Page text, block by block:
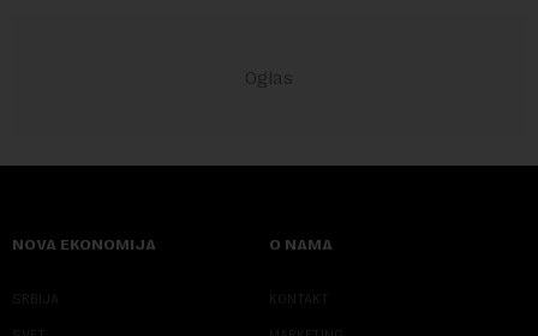
NOVA EKONOMIJA
SRBIJA
O NAMA
KONTAKT